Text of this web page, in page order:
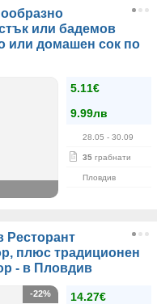
или бадемов
или домашен сок по
5.11€
9.99лв
28.05 - 30.09
35 грабнати
Пловдив
Ресторант
плюс традиционен
- в Пловдив
14.27€
-22%